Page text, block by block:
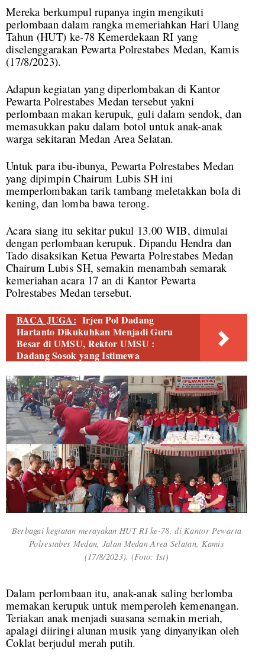
Mereka berkumpul rupanya ingin mengikuti
perlombaan dalam rangka memeriahkan Hari Ulang
Tahun (HUT) ke-78 Kemerdekaan RI yang
diselenggarakan Pewarta Polrestabes Medan, Kamis
(17/8/2023).
Adapun kegiatan yang diperlombakan di Kantor
Pewarta Polrestabes Medan tersebut yakni
perlombaan makan kerupuk, guli dalam sendok, dan
memasukkan paku dalam botol untuk anak-anak
warga sekitaran Medan Area Selatan.
Untuk para ibu-ibunya, Pewarta Polrestabes Medan
yang dipimpin Chairum Lubis SH ini
memperlombakan tarik tambang meletakkan bola di
kening, dan lomba bawa terong.
Acara siang itu sekitar pukul 13.00 WIB, dimulai
dengan perlombaan kerupuk. Dipandu Hendra dan
Tado disaksikan Ketua Pewarta Polrestabes Medan
Chairum Lubis SH, semakin menambah semarak
kemeriahan acara 17 an di Kantor Pewarta
Polrestabes Medan tersebut.
BACA JUGA: Irjen Pol Dadang
Hartanto Dikukuhkan Menjadi Guru
Besar di UMSU, Rektor UMSU :
Dadang Sosok yang Istimewa
Berbagai kegiatan merayakan HUT RI ke-78, di Kantor Pewarta
Polrestabes Medan, Jalan Medan Area Selatan, Kamis
(17/8/2023). (Foto: Ist)
Dalam perlombaan itu, anak-anak saling berlomba
memakan kerupuk untuk memperoleh kemenangan.
Teriakan anak menjadi suasana semakin meriah,
apalagi diiringi alunan musik yang dinyanyikan oleh
Coklat berjudul merah putih.